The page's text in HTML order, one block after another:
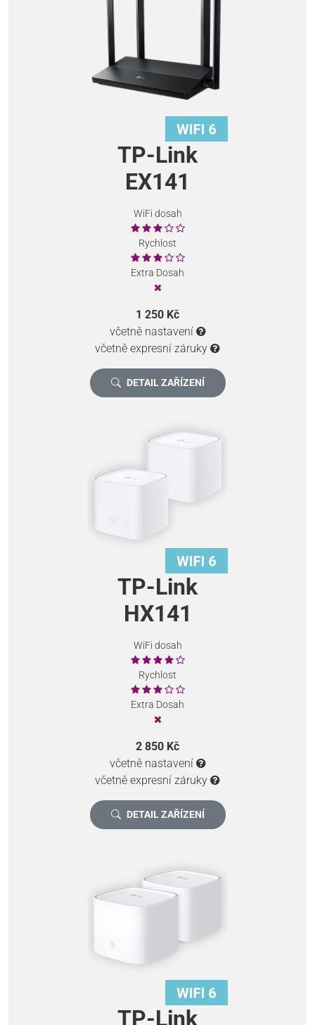
TP-Link
EX141
WiFi dosah
Rychlost
Extra Dosah
1 250 Kč
včetně nastavení
včetně expresní záruky
DETAIL ZAŘÍZENÍ
TP-Link
HX141
WiFi dosah
Rychlost
Extra Dosah
2 850 Kč
včetně nastavení
včetně expresní záruky
DETAIL ZAŘÍZENÍ
TP-Link